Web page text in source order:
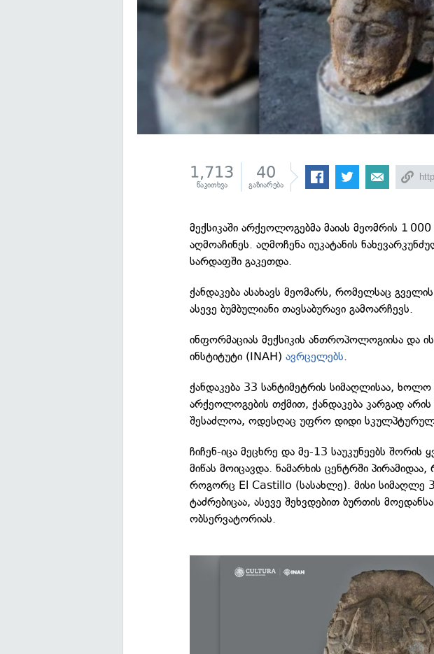
1,713
წაკითხვა
40
გაზიარება
მექსიკაში არქეოლოგებმა მაიას მეომრის 1
აღმოაჩინეს. აღმოჩენა იუკატანის
სარდაფში გაკეთდა.
ქანდაკება ასახავს მეომარს, რომელსაც
ასევე ბუმბულიანი თავსაბურავი გამოარჩევს.
ინფორმაციას მექსიკის ანთროპოლოგიისა და
ინსტიტუტი (INAH)ავრცელებს.
ქანდაკება 33 სანტიმეტრის სიმაღლისაა, ხოლო
არქეოლოგების თქმით, ქანდაკება კარგად
შესაძლოა, ოდესღაც უფრო დიდი
ჩიჩენ-იცა მეცხრე და მე-13 საუკუნეებს შორის
მიწას მოიცავდა. ნამარხის ცენტრში
როგორც El Castillo (სასახლე). მისი სიმაღლე
ტაძრებიცაა, ასევე შეხვდებით ბურთის
ობსერვატორიას.